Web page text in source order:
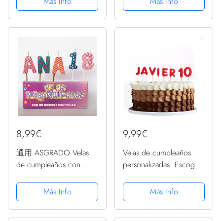
ORIGINAL Y DIVERTIDO
PARA MUJER | pareja,
Aniversario, Día de San
......
Decoración de Torta de
Número 13 para
8,99€
通用 ASGRADO Velas
de cumpleaños con
Colores,Regalo de
cumpleaños,
Personalizadas
Más Info
9,99€
Velas de cumpleaños
personalizadas. Escoge
color de las velas.
Compra solidaria
Más Info